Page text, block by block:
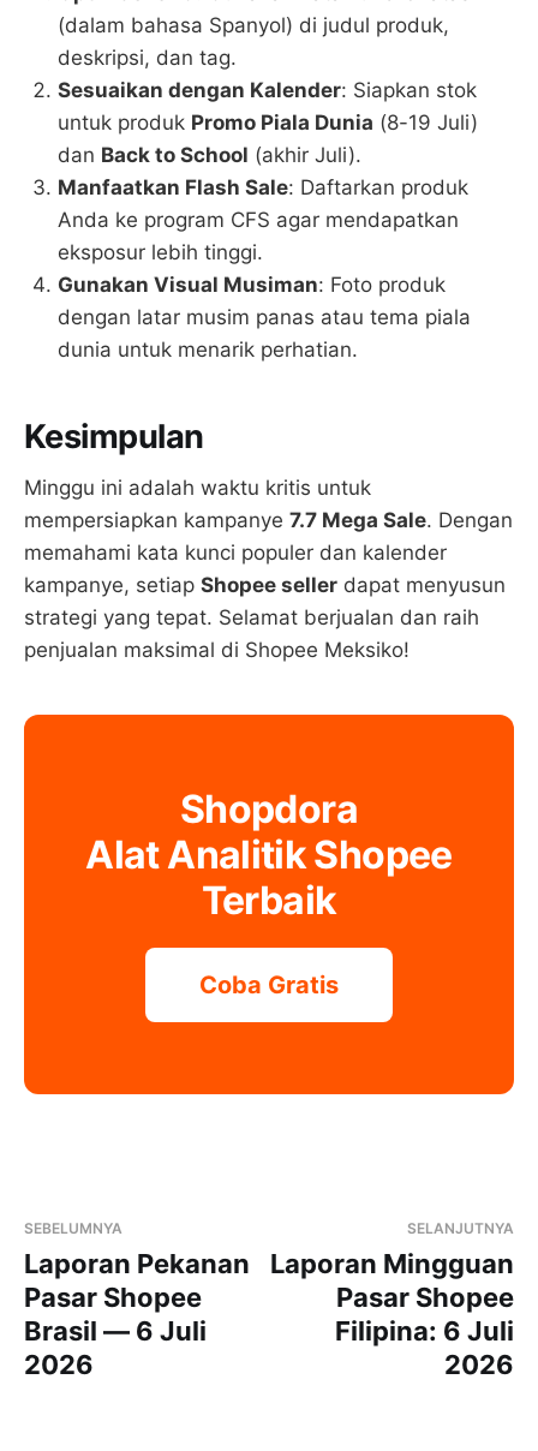
(dalam bahasa Spanyol) di judul produk,
deskripsi, dan tag.
Sesuaikan dengan Kalender: Siapkan stok
untuk produk Promo Piala Dunia (8-19 Juli)
dan Back to School (akhir Juli).
Manfaatkan Flash Sale: Daftarkan produk
Anda ke program CFS agar mendapatkan
eksposur lebih tinggi.
Gunakan Visual Musiman: Foto produk
dengan latar musim panas atau tema piala
dunia untuk menarik perhatian.
Kesimpulan
Minggu ini adalah waktu kritis untuk
mempersiapkan kampanye 7.7 Mega Sale. Dengan
memahami kata kunci populer dan kalender
kampanye, setiap Shopee seller dapat menyusun
strategi yang tepat. Selamat berjualan dan raih
penjualan maksimal di Shopee Meksiko!
Shopdora
Alat Analitik Shopee
Terbaik
Coba Gratis
SEBELUMNYA
Laporan Pekanan
Pasar Shopee
Brasil — 6 Juli
2026
SELANJUTNYA
Laporan Mingguan
Pasar Shopee
Filipina: 6 Juli
2026